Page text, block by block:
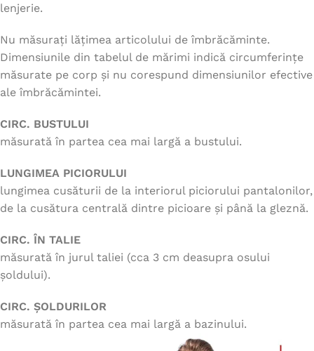
lenjerie.
Nu măsurați lățimea articolului de îmbrăcăminte.
Dimensiunile din tabelul de mărimi indică circumferințe
măsurate pe corp și nu corespund dimensiunilor efective
ale îmbrăcămintei.
CIRC. BUSTULUI
măsurată în partea cea mai largă a bustului.
LUNGIMEA PICIORULUI
lungimea cusăturii de la interiorul piciorului pantalonilor,
de la cusătura centrală dintre picioare și până la gleznă.
CIRC. ÎN TALIE
măsurată în jurul taliei (cca 3 cm deasupra osului
șoldului).
CIRC. ȘOLDURILOR
măsurată în partea cea mai largă a bazinului.